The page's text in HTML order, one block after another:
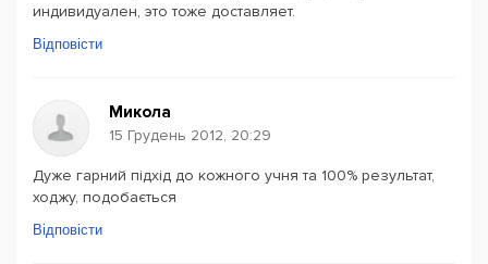
индивидуален, это тоже доставляет.
Відповісти
Микола
15 Грудень 2012, 20:29
Дуже гарний підхід до кожного учня та 100% результат,
ходжу, подобається
Відповісти